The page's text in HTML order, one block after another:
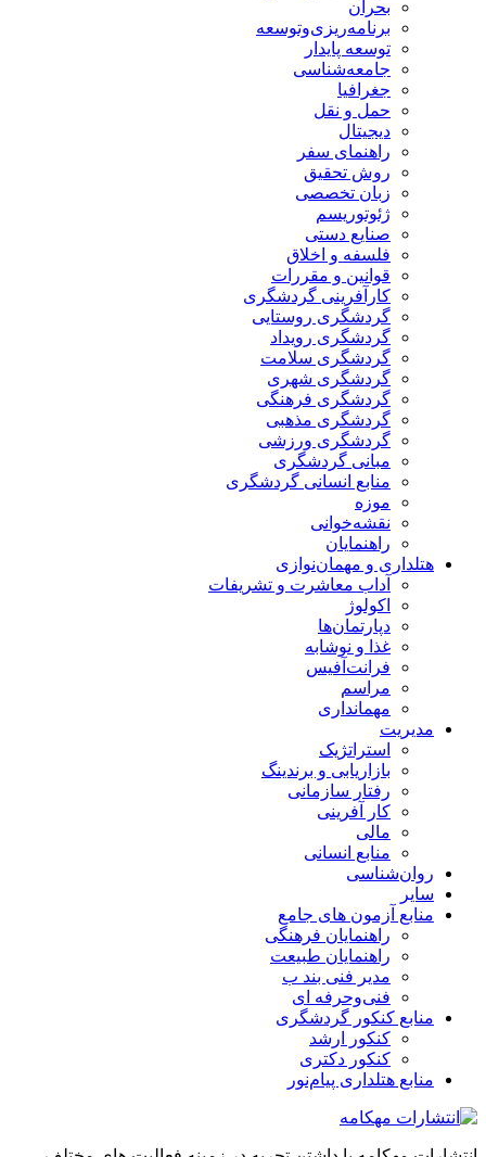
بحران
برنامه‌ریزی‌وتوسعه
توسعه پایدار
جامعه‌شناسی
جغرافیا
حمل و نقل
دیجیتال
راهنمای سفر
روش تحقیق
زبان تخصصی
ژئوتوریسم
صنایع دستی
فلسفه و اخلاق
قوانین و مقررات
کارآفرینی گردشگری
گردشگری روستایی
گردشگری رویداد
گردشگری سلامت
گردشگری شهری
گردشگری فرهنگی
گردشگری مذهبی
گردشگری ورزشی
مبانی گردشگری
منابع انسانی گردشگری
موزه
نقشه‌خوانی
راهنمایان
هتلداری و مهمان‌نوازی
آداب معاشرت و تشریفات
اکولوژ
دپارتمان‌ها
غذا و نوشابه
فرانت‌آفیس
مراسم
مهمانداری
مدیریت
استراتژیک
بازاریابی و برندینگ
رفتار سازمانی
کار آفرینی
مالی
منابع انسانی
روان‌شناسی
سایر
منابع آزمون های جامع
راهنمایان فرهنگی
راهنمایان طبیعت
مدیر فنی بند ب
فنی‌وحرفه‌ ای
منابع کنکور گردشگری
کنکور ارشد
کنکور دکتری
منابع هتلداری پیام‌نور